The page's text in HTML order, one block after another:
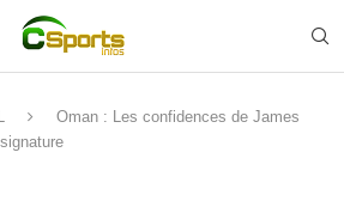
Oman : Les confidences de James